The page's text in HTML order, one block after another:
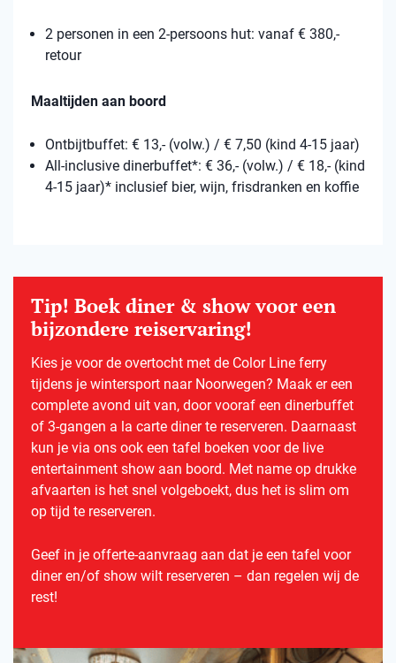
2 personen in een 2-persoons hut: vanaf € 380,-
retour
Maaltijden aan boord
Ontbijtbuffet: € 13,- (volw.) / € 7,50 (kind 4-15 jaar)
All-inclusive dinerbuffet*: € 36,- (volw.) / € 18,- (kind
4-15 jaar)* inclusief bier, wijn, frisdranken en koffie
Tip! Boek diner & show voor een
bijzondere reiservaring!
Kies je voor de overtocht met de Color Line ferry
tijdens je wintersport naar Noorwegen? Maak er een
complete avond uit van, door vooraf een dinerbuffet
of 3-gangen a la carte diner te reserveren. Daarnaast
kun je via ons ook een tafel boeken voor de live
entertainment show aan boord. Met name op drukke
afvaarten is het snel volgeboekt, dus het is slim om
op tijd te reserveren.
Geef in je offerte-aanvraag aan dat je een tafel voor
diner en/of show wilt reserveren – dan regelen wij de
rest!